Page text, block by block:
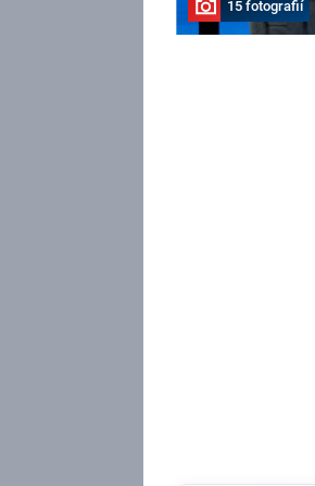
15 fotografií